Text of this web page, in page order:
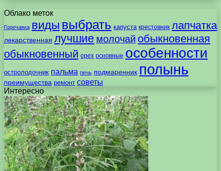
Облако меток
Горечавка виды выбрать капуста крестовник лапчатка
лекарственная лучшие молочай обыкновенная
обыкновенный орех основные особенности
остролодочник пальма печь подмаренник полынь
преимущества ремонт советы
Интересно